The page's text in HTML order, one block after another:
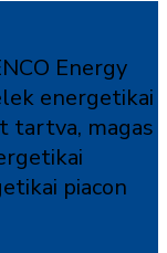
Energy
energetikai
tartva, magas
piacon